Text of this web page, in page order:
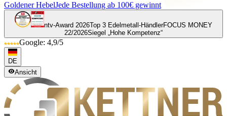
Goldener HebelJede Bestellung ab 100€ gewinnt
ntv-Award 2026Top 3 Edelmetall-HändlerFOCUS MONEY
22/2026Siegel „Hohe Kompetenz“
Google: 4,9/5
DE
Ansicht